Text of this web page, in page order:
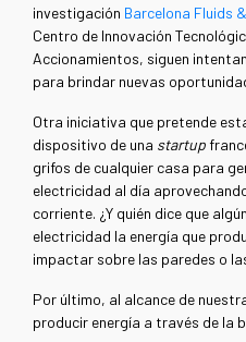
investigación Barcelona Fluids
Centro de Innovación
Accionamientos, siguen
para brindar nuevas
Otra iniciativa que pretende
dispositivo de una startup
grifos de cualquier casa para
electricidad al día
corriente. ¿Y quién dice que
electricidad la energía que
impactar sobre las paredes o
Por último, al alcance de
producir energía a través de la